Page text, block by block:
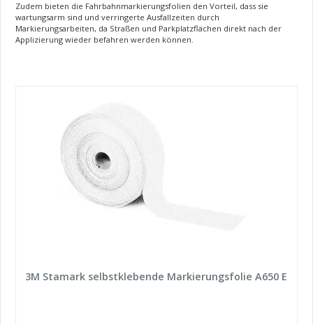
Zudem bieten die Fahrbahnmarkierungsfolien den Vorteil, dass sie
wartungsarm sind und verringerte Ausfallzeiten durch
Markierungsarbeiten, da Straßen und Parkplatzflächen direkt nach der
Applizierung wieder befahren werden können.
3M Stamark selbstklebende Markierungsfolie A650 E